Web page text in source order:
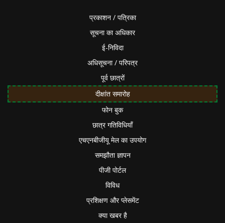
प्रकाशन / पत्रिका
सूचना का अधिकार
ई-निविदा
अधिसूचना / परिपत्र
पूर्व छात्रों
दीक्षांत समारोह
फोन बुक
छात्र गतिविधियाँ
एचएनबीजीयू मेल का उपयोग
समझौता ज्ञापन
पीजी पोर्टल
विविध
प्रशिक्षण और प्लेसमेंट
क्या खबर है